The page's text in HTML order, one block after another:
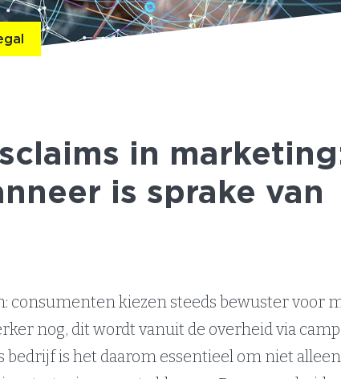
in
is sprake van
consumenten kiezen steeds bewuster voor
nog, dit wordt vanuit de overheid via
is het daarom essentieel om niet